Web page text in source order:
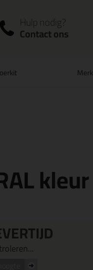
account
Hulp nodig?
Contact ons
kleur